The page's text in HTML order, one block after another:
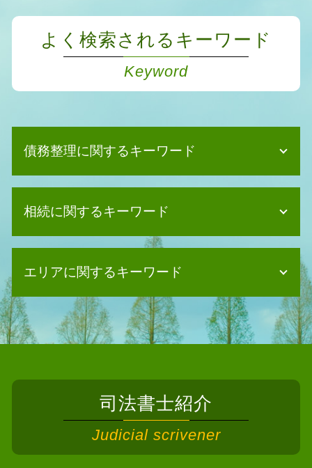
よく検索されるキーワード
Keyword
債務整理に関するキーワード
債務整理 賃貸
債務整理 デメリット クレジットカー
ド
債務整理 個人再生
任意整理 住宅ローン
個人再生 クレジットカード
債務整理 ブラックリスト いつ消える
債務整理 家族
個人再生 メリット
任意整理 司法書士
相続に関するキーワード
遺産分割協議 土地
相続 寄与分
相続人 申告 登記
遺産分割協議 不動産登記
遺言書 相談
相続 不動産登記
相続放棄手続き 司法書士
相続 手続き 代行
空き家 相続放棄
エリアに関するキーワード
相続 司法書士 高石市
債務整理 司法書士 堺市
債務整理 司法書士 守口市
債務整理 司法書士 大阪狭山市
債務整理 司法書士 豊能町
相続 司法書士 千早赤阪村
司法書士紹介
Judicial scrivener